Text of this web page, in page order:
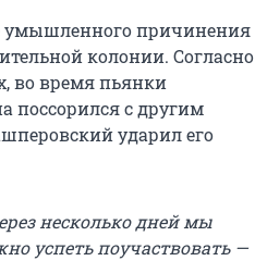
умышленного причинения
колонии. Согласно
во время пьянки
поссорился с другим
ударил его
несколько дней мы
успеть поучаствовать —